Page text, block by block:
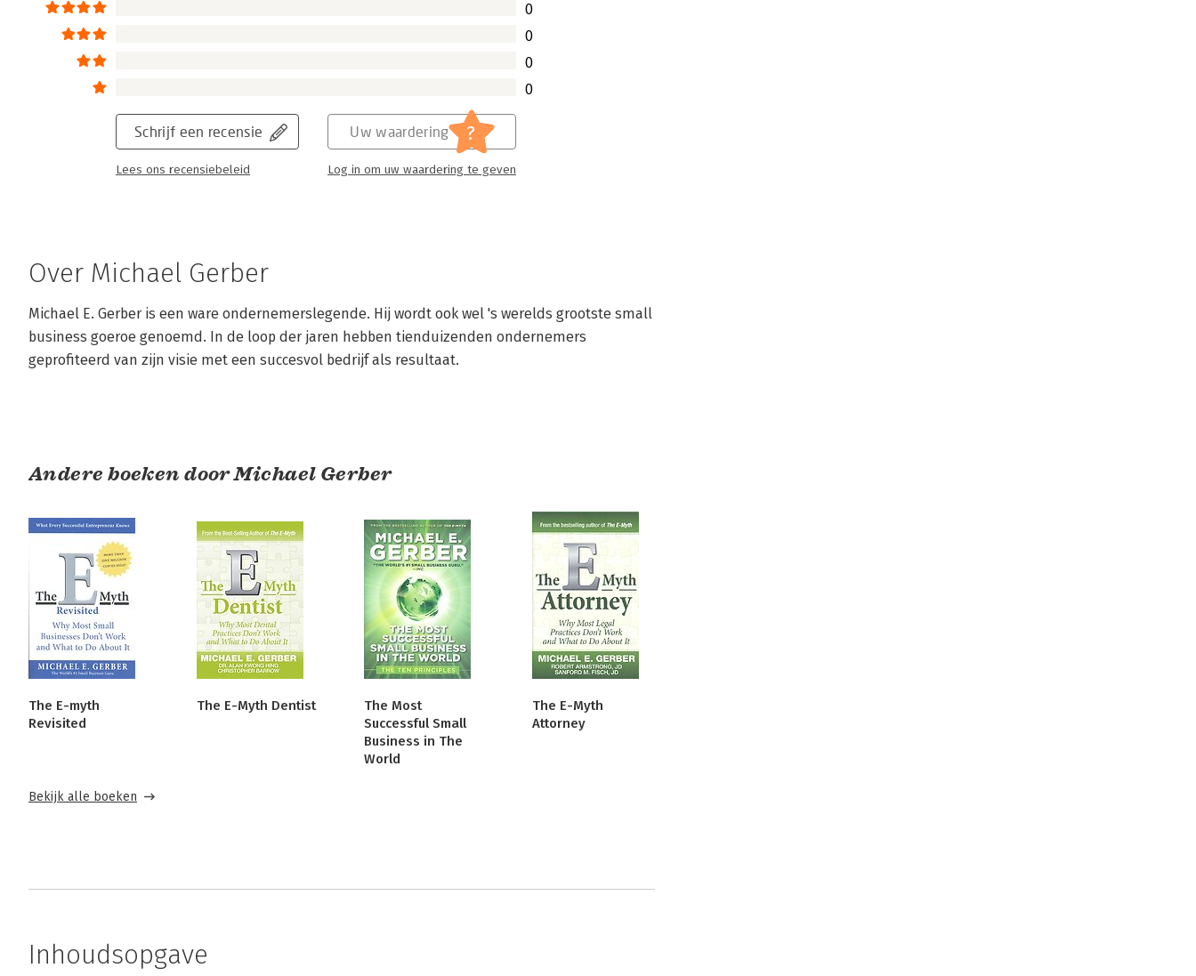
0
0
0
0
Schrijf een recensie
Lees ons recensiebeleid
Uw waardering ?
Log in om uw waardering te geven
Over Michael Gerber
Michael E. Gerber is een ware ondernemerslegende. Hij wordt ook wel 's werelds grootste small
business goeroe genoemd. In de loop der jaren hebben tienduizenden ondernemers
geprofiteerd van zijn visie met een succesvol bedrijf als resultaat.
Andere boeken door Michael Gerber
The E-myth
Revisited
The E-Myth Dentist
The Most
Successful Small
Business in The
World
The E-Myth
Attorney
Bekijk alle boeken
Inhoudsopgave